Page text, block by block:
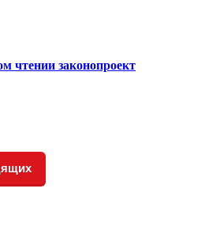
чтении законопроект